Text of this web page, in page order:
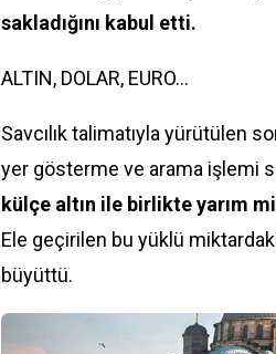
sakladığını kabul etti.
ALTIN, DOLAR, EURO...
Savcılık talimatıyla yürütülen
yer gösterme ve arama işlemi
külçe altın ile birlikte yarım
Ele geçirilen bu yüklü
büyüttü.